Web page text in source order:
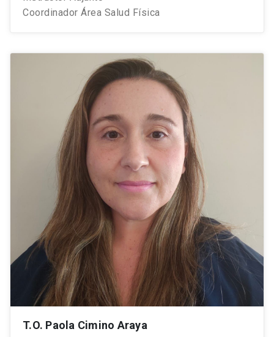
Coordinador Área Salud Física
T.O. Paola Cimino Araya